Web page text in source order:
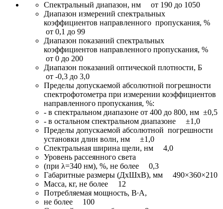
Спектральный диапазон, нм от 190 до 1050
Диапазон измерений спектральных
коэффициентов направленного пропускания, %
от 0,1 до 99
Диапазон показаний спектральных
коэффициентов направленного пропускания, %
от 0 до 200
Диапазон показаний оптической плотности, Б
от -0,3 до 3,0
Пределы допускаемой абсолютной погрешности
спектрофотометра при измерении коэффициентов
направленного пропускания, %:
- в спектральном диапазоне от 400 до 800, нм ±0,5
- в остальном спектральном диапазоне ±1,0
Пределы допускаемой абсолютной погрешности
установки длин волн, нм ±1,0
Спектральная ширина щели, нм 4,0
Уровень рассеянного света
(при λ=340 нм), %, не более 0,3
Габаритные размеры (ДxШxВ), мм 490×360×210
Масса, кг, не более 12
Потребляемая мощность, В∙А,
не более 100